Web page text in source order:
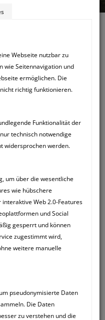
Webseite nutzbar zu
wie Seitennavigation und
ermöglichen. Die
richtig funktionieren.
Funktionalität der
technisch notwendige
widersprochen werden.
um über die wesentliche
wie hübschere
Web 2.0-Features
und Social
gesperrt und können
zugestimmt wird,
weitere manuelle
pseudonymisierte Daten
Die Daten
zu verstehen und die